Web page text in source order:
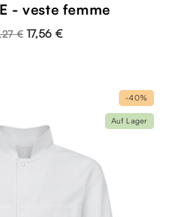
- veste femme
€ 17,56 €
-40%
Auf Lager